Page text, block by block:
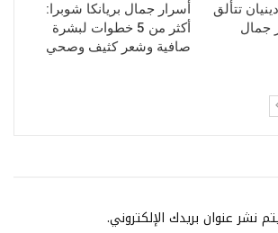
تتألق
جمال
أسرار جمال بريانكا شوبرا:
أكثر من 5 خطوات لبشرة
صافية وشعر كثيف وصحي
نشر عنوان بريدك الإلكتروني.